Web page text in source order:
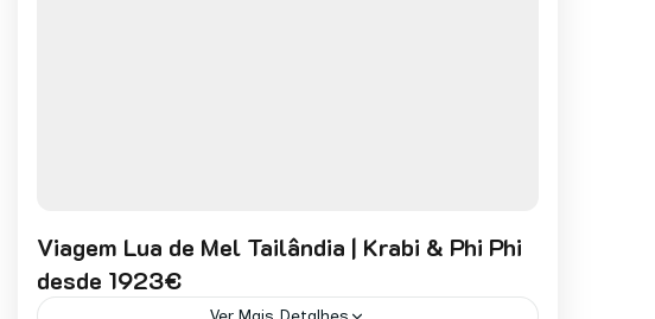
Viagem Lua de Mel Tailândia | Krabi & Phi Phi
desde 1923€